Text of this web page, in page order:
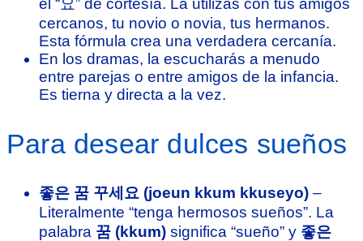
el “요” de cortesía. La utilizas con tus amigos
cercanos, tu novio o novia, tus hermanos.
Esta fórmula crea una verdadera cercanía.
En los dramas, la escucharás a menudo
entre parejas o entre amigos de la infancia.
Es tierna y directa a la vez.
Para desear dulces sueños
좋은 꿈 꾸세요 (joeun kkum kkuseyo) –
Literalmente “tenga hermosos sueños”. La
palabra 꿈 (kkum) significa “sueño” y 좋은